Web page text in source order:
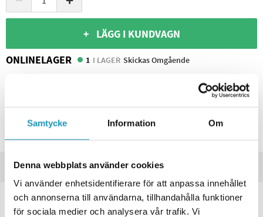
Samtycke Information Om
Denna webbplats använder cookies
Vi använder enhetsidentifierare för att anpassa innehållet
och annonserna till användarna, tillhandahålla funktioner
för sociala medier och analysera vår trafik. Vi
+ LÄGG I KUNDVAGN
ONLINELAGER
1 I LAGER Skickas Omgående
Spara produkt
Frågor om produkten?
Produktinformation
Till Warn vinsch VR10000 WINCH 10000 lbs. (4536 kgs)